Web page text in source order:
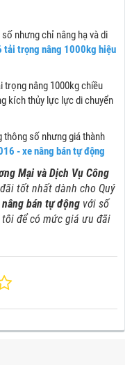
nhưng chỉ nâng hạ và di
tải trọng nâng 1000kg hiệu
trọng nâng 1000kg chiều
kích thủy lực lực di chuyển
thông số nhưng giá thành
- xe nâng bán tự động
Mại và Dịch Vụ Công
tốt nhất dành cho Quý
nâng bán tự động với số
để có mức giá ưu đãi